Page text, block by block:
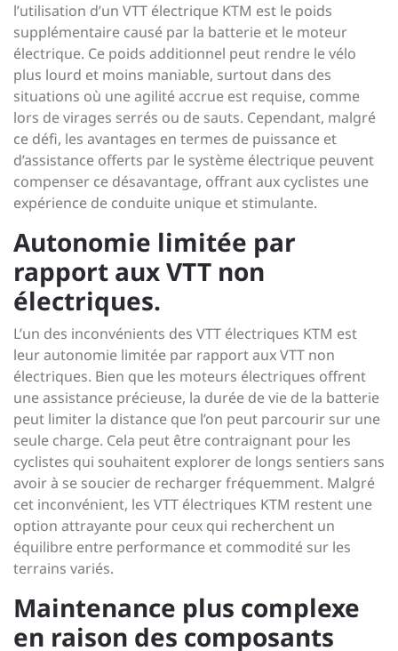
l’utilisation d’un VTT électrique KTM est le poids
supplémentaire causé par la batterie et le moteur
électrique. Ce poids additionnel peut rendre le vélo
plus lourd et moins maniable, surtout dans des
situations où une agilité accrue est requise, comme
lors de virages serrés ou de sauts. Cependant, malgré
ce défi, les avantages en termes de puissance et
d’assistance offerts par le système électrique peuvent
compenser ce désavantage, offrant aux cyclistes une
expérience de conduite unique et stimulante.
Autonomie limitée par
rapport aux VTT non
électriques.
L’un des inconvénients des VTT électriques KTM est
leur autonomie limitée par rapport aux VTT non
électriques. Bien que les moteurs électriques offrent
une assistance précieuse, la durée de vie de la batterie
peut limiter la distance que l’on peut parcourir sur une
seule charge. Cela peut être contraignant pour les
cyclistes qui souhaitent explorer de longs sentiers sans
avoir à se soucier de recharger fréquemment. Malgré
cet inconvénient, les VTT électriques KTM restent une
option attrayante pour ceux qui recherchent un
équilibre entre performance et commodité sur les
terrains variés.
Maintenance plus complexe
en raison des composants